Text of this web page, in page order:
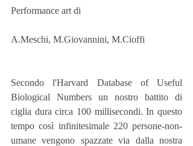
Performance art di
A.Meschi, M.Giovannini, M.Cioffi
Secondo l'Harvard Database of Useful
Biological Numbers un nostro battito di
ciglia dura circa 100 millisecondi. In questo
tempo così infinitesimale 220 persone-non-
umane vengono spazzate via dalla nostra